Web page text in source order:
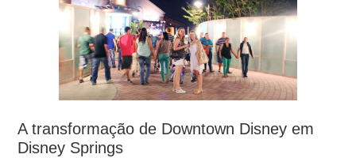
A transformação de Downtown Disney em
Disney Springs